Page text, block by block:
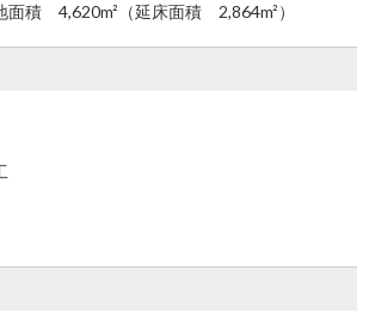
積 4,620m²（延床面積 2,864m²）